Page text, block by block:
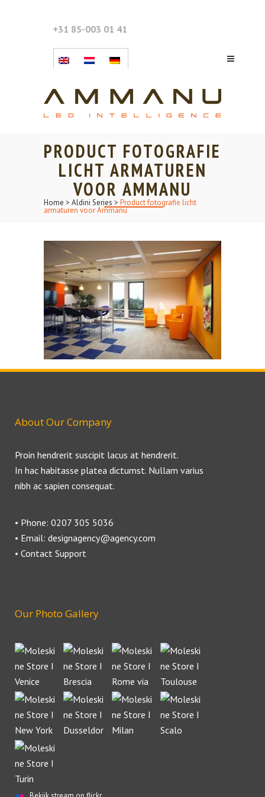
+31 85-003 01 41
PRODUCT FOTOGRAFIE
LICHT ARMATUREN
VOOR AMMANU
Home > Aldini Series > Product fotografie licht
armaturen voor Ammanu
About Our Company
Proin hendrerit suscipit lacus at hendrerit.
In hac habitasse platea dictumst. Nullam varius
nibh ac sapien consequat.
• Phone: 0207 305 5036
• Email: designagency@agency.com
• Contact Support
Our Photo Gallery